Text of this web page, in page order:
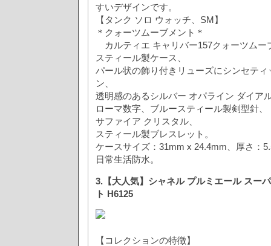
すいデザインです。
【タンク ソロ ウォッチ、SM】
＊クォーツムーブメント＊
カルティエ キャリバー157クォーツムー
スティール製ケース、
パール状の飾り付きリューズにシンセテ
ン、
透明感のあるシルバー オパライン ダイア
ローマ数字、ブルースティール製剣型針、
サファイア クリスタル、
スティール製ブレスレット。
ケースサイズ：31mm x 24.4mm、厚さ：
日常生活防水。
3.【大人気】シャネル プルミエール スー
ト H6125
【コレクションの特徴】